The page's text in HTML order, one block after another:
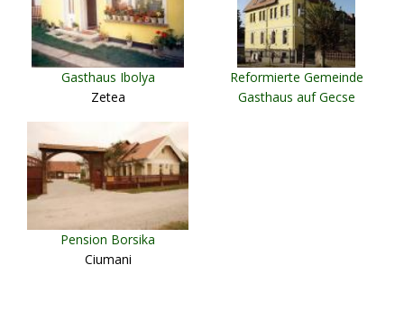
Gasthaus Ibolya
Zetea
Reformierte Gemeinde
Gasthaus auf Gecse
Pension Borsika
Ciumani